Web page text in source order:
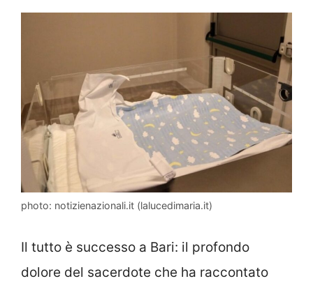
photo: notizienazionali.it (lalucedimaria.it)
Il tutto è successo a Bari: il profondo
dolore del sacerdote che ha raccontato